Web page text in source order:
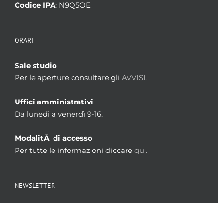
Codice IPA: N9Q5OE
ORARI
Sale studio
Per le aperture consultare gli AVVISI.
Uffici amministrativi
Da lunedì a venerdì 9-16.
ModalitÃ di accesso
Per tutte le informazioni cliccare qui.
NEWSLETTER